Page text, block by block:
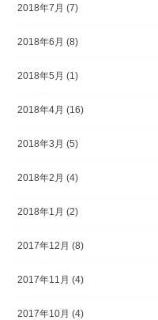
2018年7月 (7)
2018年6月 (8)
2018年5月 (1)
2018年4月 (16)
2018年3月 (5)
2018年2月 (4)
2018年1月 (2)
2017年12月 (8)
2017年11月 (4)
2017年10月 (4)